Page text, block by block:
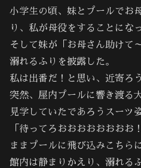
小学生の頃、妹とプールでお
り、私が母役をすることにな
そして妹が「お母さん助けて
溺れるふりを披露した。
私は出番だ！と思い、近寄ろ
突然、屋内プールに響き渡る
見学していたであろうスーツ
「待ってろおおおおおおおお
ままプールに飛び込みこちら
館内は静まりかえり、溺れる